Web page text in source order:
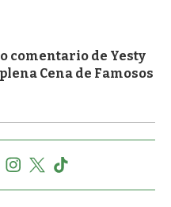
comentario de Yesty
Cena de Famosos